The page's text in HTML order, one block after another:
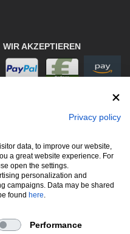
WIR AKZEPTIEREN
Privacy policy
data, to improve our website,
a great website experience. For
open the settings.
personalization and
campaigns. Data may be shared
found here.
Performance